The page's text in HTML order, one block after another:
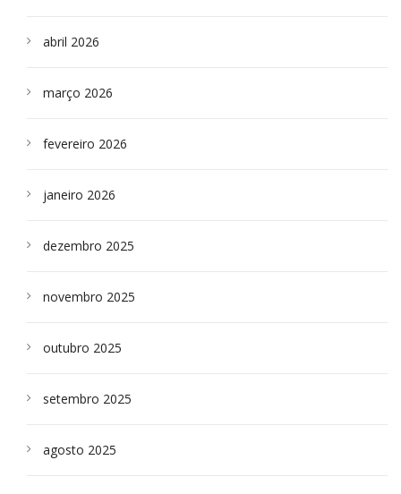
abril 2026
março 2026
fevereiro 2026
janeiro 2026
dezembro 2025
novembro 2025
outubro 2025
setembro 2025
agosto 2025